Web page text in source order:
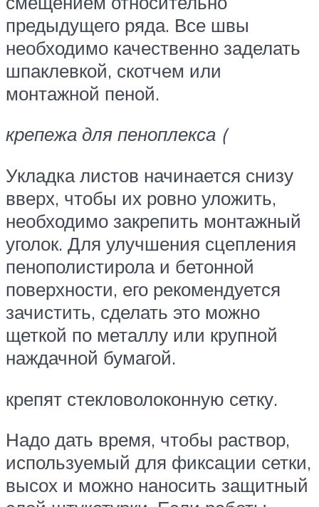
предыдущего ряда. Все швы
необходимо качественно заделать
шпаклевкой, скотчем или
монтажной пеной.
крепежа для пеноплекса (
Укладка листов начинается снизу
вверх, чтобы их ровно уложить,
необходимо закрепить монтажный
уголок. Для улучшения сцепления
пенополистирола и бетонной
поверхности, его рекомендуется
зачистить, сделать это можно
щеткой по металлу или крупной
наждачной бумагой.
крепят стекловолоконную сетку.
Надо дать время, чтобы раствор,
используемый для фиксации сетки,
высох и можно наносить защитный